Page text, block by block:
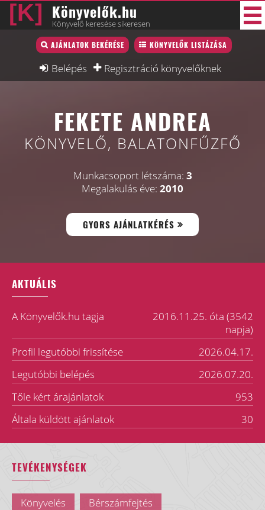
Könyvelők.hu
Könyvelő keresése sikeresen
AJÁNLATOK BEKÉRÉSE KÖNYVELŐK LISTÁZÁSA
Belépés Regisztráció könyvelőknek
Könyvelő lista
Könyvelési munkák
FEKETE ANDREA
KÖNYVELŐ, BALATONFŰZFŐ
Munkacsoport létszáma: 3
Megalakulás éve: 2010
GYORS AJÁNLATKÉRÉS
AKTUÁLIS
A Könyvelők.hu tagja
2016.11.25. óta (3542
napja)
Profil legutóbbi frissítése
2026.04.17.
Legutóbbi belépés
2026.07.20.
Tőle kért árajánlatok
953
Általa küldött ajánlatok
30
TEVÉKENYSÉGEK
Könyvelés
Bérszámfejtés